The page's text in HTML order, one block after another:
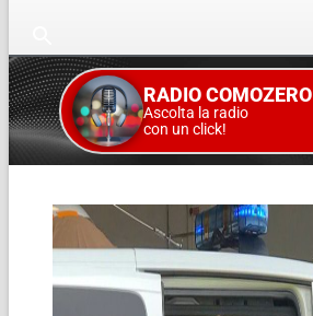
RADIO COMOZERO
Ascolta la radio
con un click!